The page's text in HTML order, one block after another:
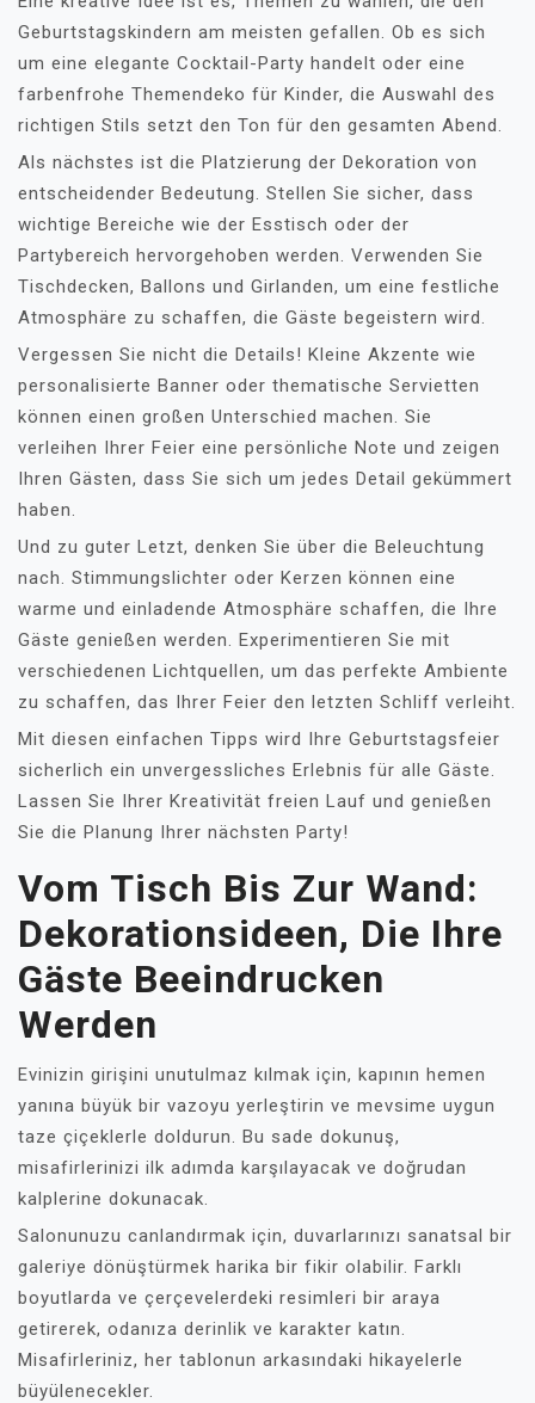
Geburtstagskindern am meisten gefallen. Ob es sich
um eine elegante Cocktail-Party handelt oder eine
farbenfrohe Themendeko für Kinder, die Auswahl des
richtigen Stils setzt den Ton für den gesamten Abend.
Als nächstes ist die Platzierung der Dekoration von
entscheidender Bedeutung. Stellen Sie sicher, dass
wichtige Bereiche wie der Esstisch oder der
Partybereich hervorgehoben werden. Verwenden Sie
Tischdecken, Ballons und Girlanden, um eine festliche
Atmosphäre zu schaffen, die Gäste begeistern wird.
Vergessen Sie nicht die Details! Kleine Akzente wie
personalisierte Banner oder thematische Servietten
können einen großen Unterschied machen. Sie
verleihen Ihrer Feier eine persönliche Note und zeigen
Ihren Gästen, dass Sie sich um jedes Detail gekümmert
haben.
Und zu guter Letzt, denken Sie über die Beleuchtung
nach. Stimmungslichter oder Kerzen können eine
warme und einladende Atmosphäre schaffen, die Ihre
Gäste genießen werden. Experimentieren Sie mit
verschiedenen Lichtquellen, um das perfekte Ambiente
zu schaffen, das Ihrer Feier den letzten Schliff verleiht.
Mit diesen einfachen Tipps wird Ihre Geburtstagsfeier
sicherlich ein unvergessliches Erlebnis für alle Gäste.
Lassen Sie Ihrer Kreativität freien Lauf und genießen
Sie die Planung Ihrer nächsten Party!
Vom Tisch Bis Zur Wand:
Dekorationsideen, Die Ihre
Gäste Beeindrucken
Werden
Evinizin girişini unutulmaz kılmak için, kapının hemen
yanına büyük bir vazoyu yerleştirin ve mevsime uygun
taze çiçeklerle doldurun. Bu sade dokunuş,
misafirlerinizi ilk adımda karşılayacak ve doğrudan
kalplerine dokunacak.
Salonunuzu canlandırmak için, duvarlarınızı sanatsal bir
galeriye dönüştürmek harika bir fikir olabilir. Farklı
boyutlarda ve çerçevelerdeki resimleri bir araya
getirerek, odanıza derinlik ve karakter katın.
Misafirleriniz, her tablonun arkasındaki hikayelerle
büyülenecekler.